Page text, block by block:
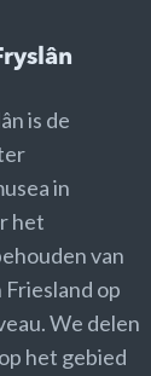
is de
in
het
van
op
We delen
het gebied